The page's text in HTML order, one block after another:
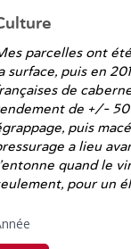
parcelles ont
surface, puis en
de
de +/-
puis
a lieu
quand le
pour un